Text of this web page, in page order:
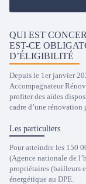
QUI EST
EST-CE
D’ÉLIGIBILITÉ
Depuis le 1er janvier
Accompagnateur
profiter des aides
cadre d’une
Les particuliers
Pour atteindre les 150
(Agence nationale de
propriétaires (bailleurs
énergétique au DPE.